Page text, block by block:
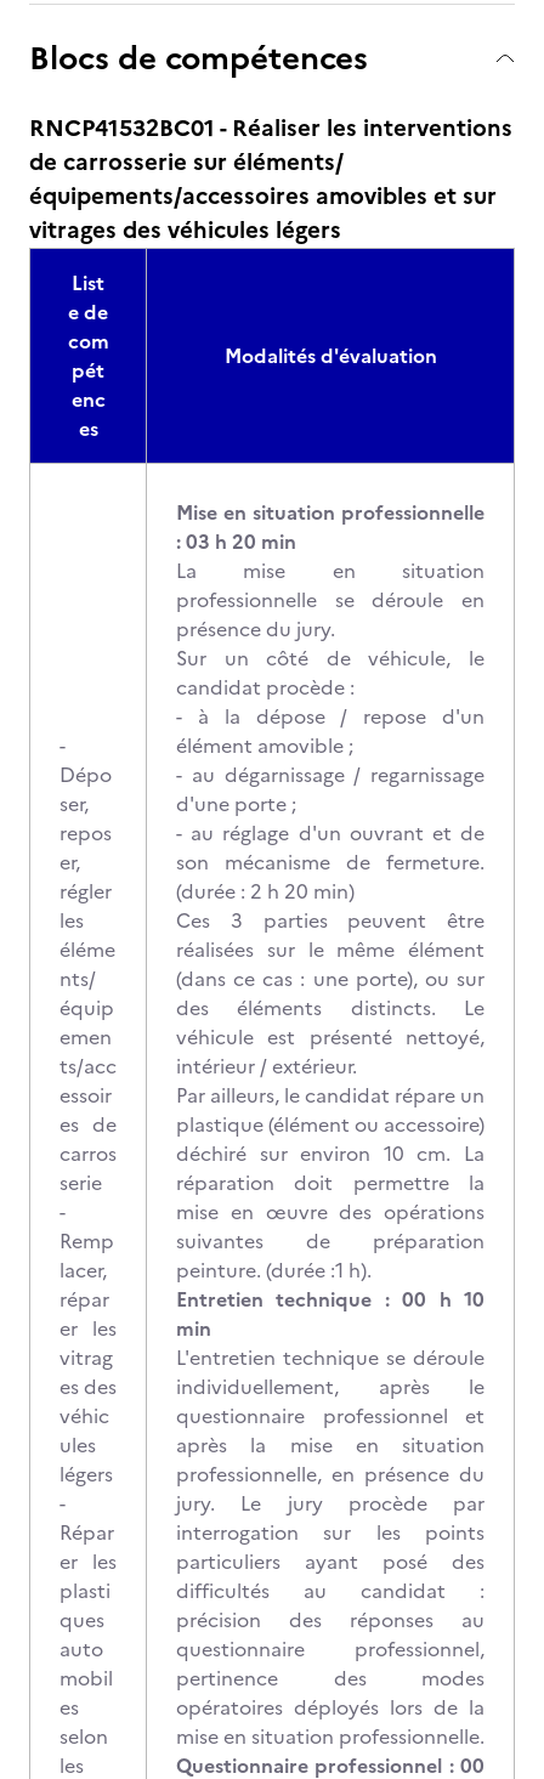
Blocs de compétences
RNCP41532BC01 - Réaliser les interventions
de carrosserie sur éléments/
équipements/accessoires amovibles et sur
vitrages des véhicules légers
List
e de
com
pét
enc
es
Modalités d'évaluation
-
Dépo
ser,
repos
er,
régler
les
éléme
nts/
équip
emen
ts/acc
essoir
es de
carros
serie
-
Remp
lacer,
répar
er les
vitrag
es des
véhic
ules
légers
-
Répar
er les
plasti
ques
auto
mobil
es
selon
les
Mise en situation professionnelle
: 03 h 20 min
La mise en situation
professionnelle se déroule en
présence du jury.
Sur un côté de véhicule, le
candidat procède :
- à la dépose / repose d'un
élément amovible ;
- au dégarnissage / regarnissage
d'une porte ;
- au réglage d'un ouvrant et de
son mécanisme de fermeture.
(durée : 2 h 20 min)
Ces 3 parties peuvent être
réalisées sur le même élément
(dans ce cas : une porte), ou sur
des éléments distincts. Le
véhicule est présenté nettoyé,
intérieur / extérieur.
Par ailleurs, le candidat répare un
plastique (élément ou accessoire)
déchiré sur environ 10 cm. La
réparation doit permettre la
mise en œuvre des opérations
suivantes de préparation
peinture. (durée :1 h).
Entretien technique : 00 h 10
min
L'entretien technique se déroule
individuellement, après le
questionnaire professionnel et
après la mise en situation
professionnelle, en présence du
jury. Le jury procède par
interrogation sur les points
particuliers ayant posé des
difficultés au candidat :
précision des réponses au
questionnaire professionnel,
pertinence des modes
opératoires déployés lors de la
mise en situation professionnelle.
Questionnaire professionnel : 00